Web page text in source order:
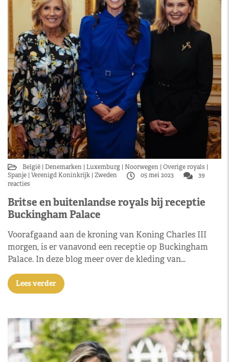
België Denemarken Luxemburg Noorwegen Overige royals
Spanje Verenigd Koninkrijk Zweden 05 mei 2023
39
reacties
Britse en buitenlandse royals bij receptie
Buckingham Palace
Voorafgaand aan de kroning van Koning Charles III
morgen, is er vanavond een receptie op Buckingham
Palace. In deze blog meer over de kleding van…
Lees verder